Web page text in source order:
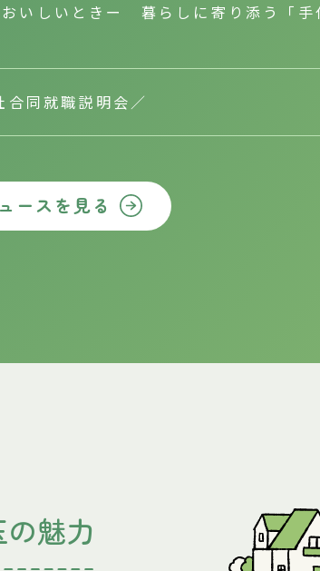
いしいときー 暮らしに寄り添う「手
同就職説明会／
ースを見る
魅力